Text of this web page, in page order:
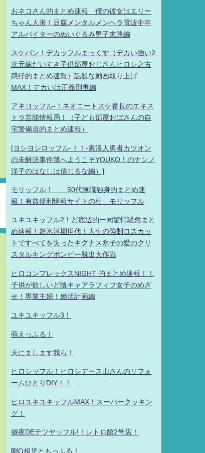
おネコさん的まとめ速報 僕の彼女はエリー
ちゃん人形！豆腐メンタルメンヘラ電波中年
アルバイターのぬいぐるみ男子末路編
スケバン！デカッフルまっくす（デカい強い2
次元嫁だいすき子供部屋おじさんヒロシ之古
惑仔的まとめ速報）話題な動画取り上げ
MAX！デカいは正義刑事編
アキヨッフル-！ネオニートスケ番長のエキス
トラ芸能情報局！（子ども部屋おばさんの自
宅警備員的まとめ速報）
[ヨシヨシロッフル-！！-素浪人勇者カツオン
の未解決事件簿へようこそYOUKO！のナンノ
洋子のはなしは信じるな編）]
モリッフル！ 50代無職独身的まとめ速
報！有益便利情報サイトの杜 モリッフル
ユキユキッフル2！ど底辺的一同驚愕騒然まと
め速報！超氷河期世代！人生の強制ロスカッ
トですべてを失ったキグナス氷子の愛のクリ
スタルキングボンビー脱出大作戦
ヒロコンプレックスNIGHT 的まとめ速報！！
子供が欲しいど陰キャアラフィフ女子のめざ
せ！専業主婦！婚活計画編
ユキユキッフル3！
萌えっふる！
天にまします我ら！
ヒロシッフル！ヒロシデース山さんのリフォ
ームひとりDIY！！
ヒロユキユキッフルMAX！スーパークッキン
グ！
徹夜DEテツヤッフル!！レトロ館2号店！
剛Q超児ともっふる！